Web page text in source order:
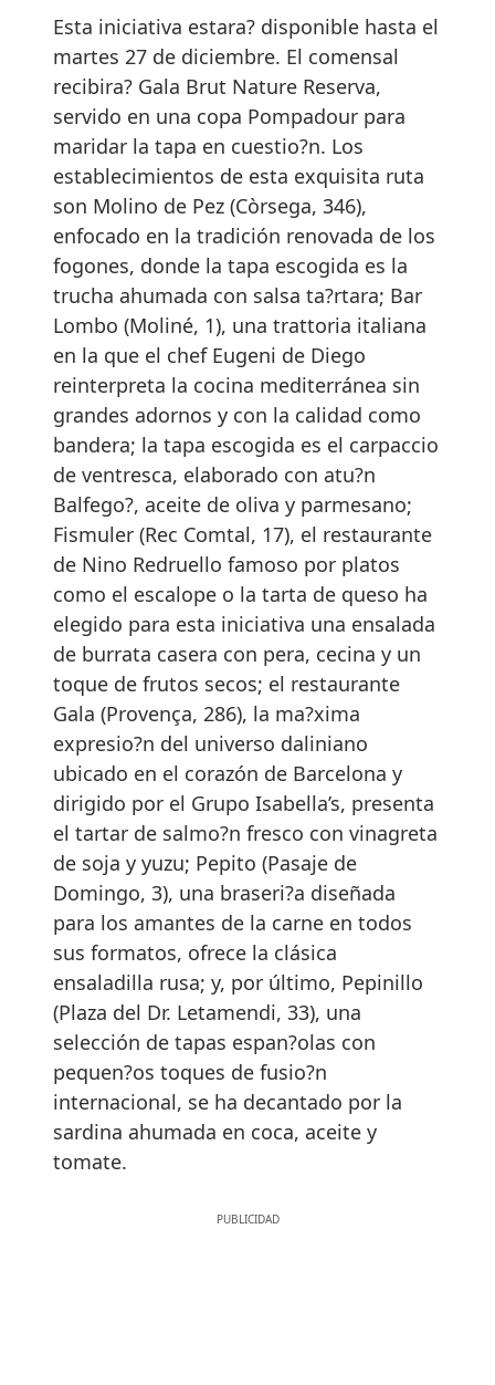
Esta iniciativa estara? disponible hasta el
martes 27 de diciembre. El comensal
recibira? Gala Brut Nature Reserva,
servido en una copa Pompadour para
maridar la tapa en cuestio?n. Los
establecimientos de esta exquisita ruta
son Molino de Pez (Còrsega, 346),
enfocado en la tradición renovada de los
fogones, donde la tapa escogida es la
trucha ahumada con salsa ta?rtara; Bar
Lombo (Moliné, 1), una trattoria italiana
en la que el chef Eugeni de Diego
reinterpreta la cocina mediterránea sin
grandes adornos y con la calidad como
bandera; la tapa escogida es el carpaccio
de ventresca, elaborado con atu?n
Balfego?, aceite de oliva y parmesano;
Fismuler (Rec Comtal, 17), el restaurante
de Nino Redruello famoso por platos
como el escalope o la tarta de queso ha
elegido para esta iniciativa una ensalada
de burrata casera con pera, cecina y un
toque de frutos secos; el restaurante
Gala (Provença, 286), la ma?xima
expresio?n del universo daliniano
ubicado en el corazón de Barcelona y
dirigido por el Grupo Isabella’s, presenta
el tartar de salmo?n fresco con vinagreta
de soja y yuzu; Pepito (Pasaje de
Domingo, 3), una braseri?a diseñada
para los amantes de la carne en todos
sus formatos, ofrece la clásica
ensaladilla rusa; y, por último, Pepinillo
(Plaza del Dr. Letamendi, 33), una
selección de tapas espan?olas con
pequen?os toques de fusio?n
internacional, se ha decantado por la
sardina ahumada en coca, aceite y
tomate.